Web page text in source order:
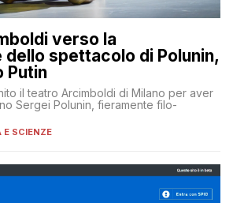
verso la
dello spettacolo di Polunin,
Putin
il teatro Arcimboldi di Milano per aver
Sergei Polunin, fieramente filo-
E SCIENZE